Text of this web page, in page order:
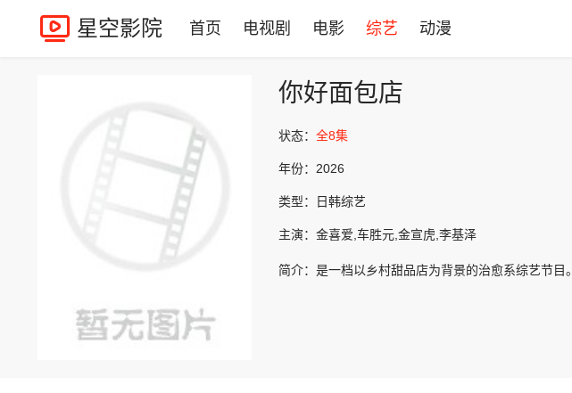
星空影院 首页 电视剧 电影 综艺 动漫
你好面包店
状态： 全8集
年份： 2026
类型： 日韩综艺
主演： 金喜爱,车胜元,金宣虎,李基泽
简介： 是一档以乡村甜品店为背景的治愈系综艺节目。